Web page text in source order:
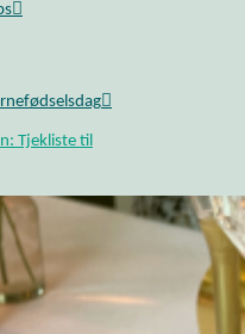
Tjekliste til